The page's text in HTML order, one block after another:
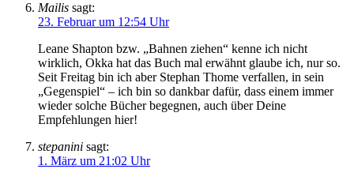
Mailis sagt:
23. Februar um 12:54 Uhr
Leane Shapton bzw. „Bahnen ziehen“ kenne ich nicht
wirklich, Okka hat das Buch mal erwähnt glaube ich, nur so.
Seit Freitag bin ich aber Stephan Thome verfallen, in sein
„Gegenspiel“ – ich bin so dankbar dafür, dass einem immer
wieder solche Bücher begegnen, auch über Deine
Empfehlungen hier!
stepanini sagt:
1. März um 21:02 Uhr